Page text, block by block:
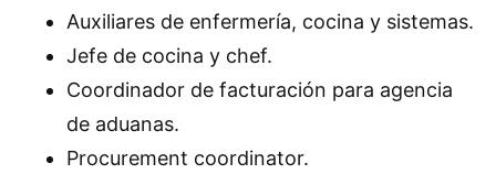
Auxiliares de enfermería, cocina y sistemas.
Jefe de cocina y chef.
Coordinador de facturación para agencia
de aduanas.
Procurement coordinator.